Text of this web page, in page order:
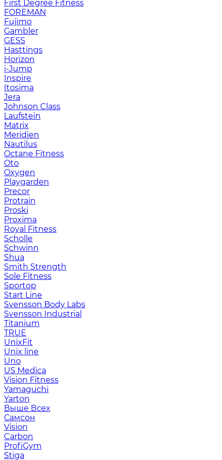
First Degree Fitness
FOREMAN
Fujimo
Gambler
GESS
Hasttings
Horizon
i-Jump
Inspire
Itosima
Jera
Johnson Class
Laufstein
Matrix
Meridien
Nautilus
Octane Fitness
Oto
Oxygen
Playgarden
Precor
Protrain
Proski
Proxima
Royal Fitness
Scholle
Schwinn
Shua
Smith Strength
Sole Fitness
Sportop
Start Line
Svensson Body Labs
Svensson Industrial
Titanium
TRUE
UnixFit
Unix line
Uno
US Medica
Vision Fitness
Yamaguchi
Yarton
Выше Всех
Самсон
Vision
Carbon
ProfiGym
Stiga